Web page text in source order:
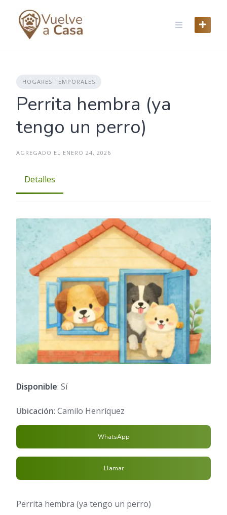
content
HOGARES TEMPORALES
Perrita hembra (ya
tengo un perro)
AGREGADO EL ENERO 24, 2026
Detalles
Disponible: Sí
Ubicación: Camilo Henríquez
WhatsApp
Llamar
Perrita hembra (ya tengo un perro)